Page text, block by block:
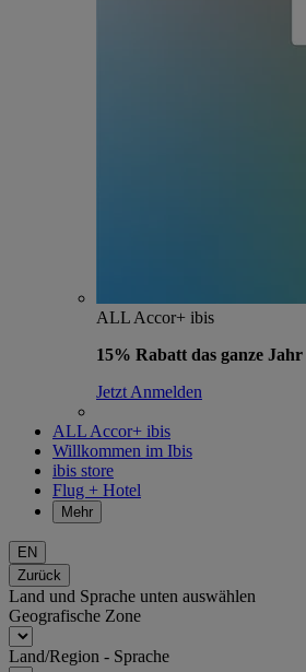
ALL Accor+ ibis
15% Rabatt das ganze Jahr
Jetzt Anmelden
ALL Accor+ ibis
Willkommen im Ibis
ibis store
Flug + Hotel
Mehr
EN
Zurück
Land und Sprache unten auswählen
Geografische Zone
Land/Region - Sprache